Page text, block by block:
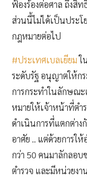
ฟ้องร้องต่อศาล ถึงสิ
ส่วนนี้ไม่ได้เป็นประ
กฎหมายต่อไป
#ประเทศเบลเยียมใ
ระดับรัฐ อนุญาตให้ก
การกระทำในลักษณ
หมายให้เจ้าหน้าที่ตำ
ดำเนินการที่แตกต่า
อาศัย .. แต่ด้วยการใ
กว่า 50 คนมาลักลอบ
ตำรวจ และมีหน่วยง